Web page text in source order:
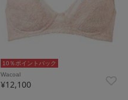
10％ポイントバック
Wacoal
¥12,100